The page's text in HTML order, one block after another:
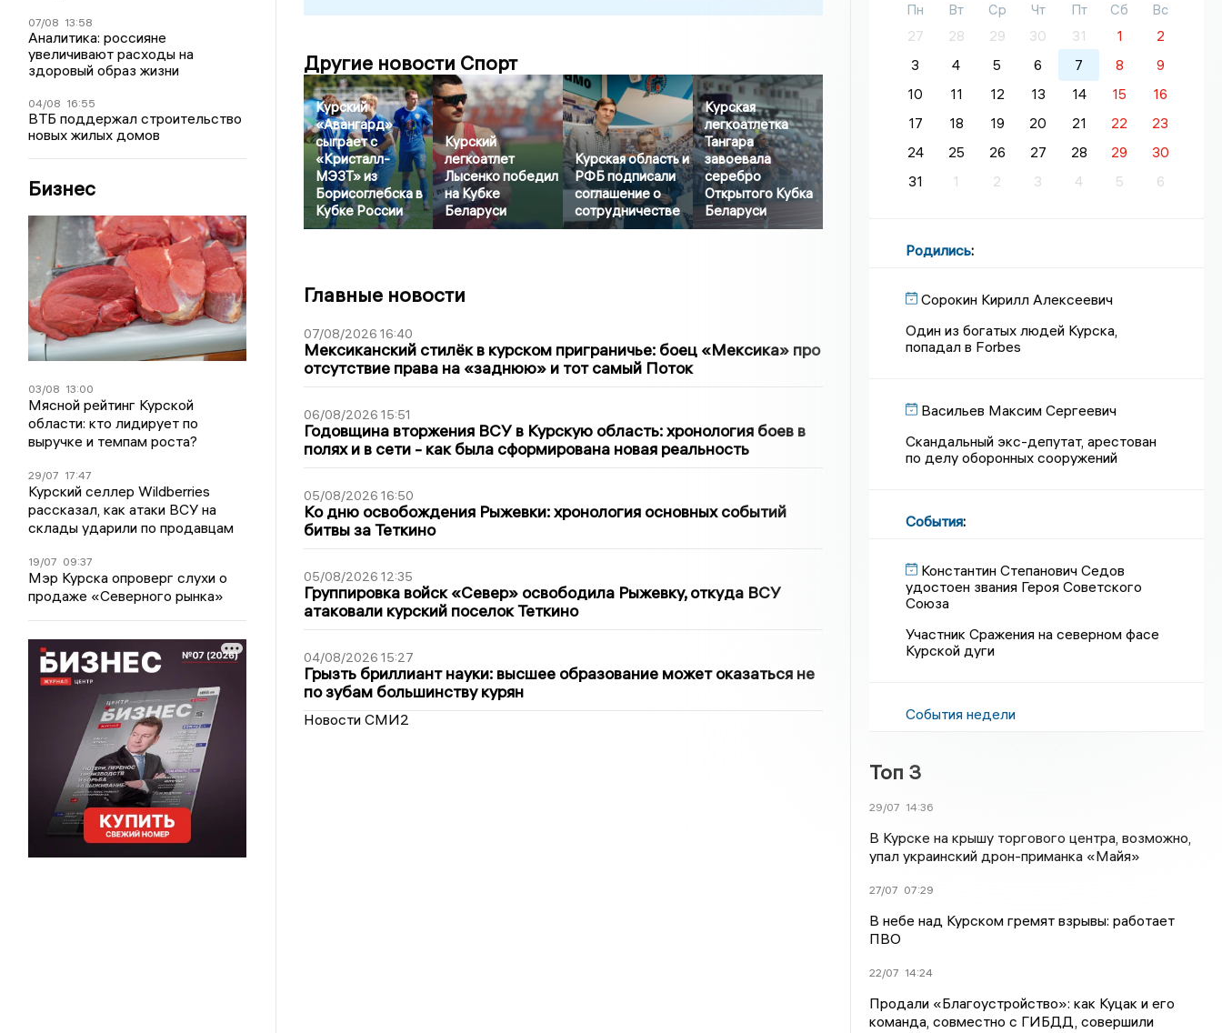
07/08 13:58
Аналитика: россияне
увеличивают расходы на
здоровый образ жизни
04/08 16:55
ВТБ поддержал строительство
новых жилых домов
Бизнес
03/08 13:00
Мясной рейтинг Курской
области: кто лидирует по
выручке и темпам роста?
29/07 17:47
Курский селлер Wildberries
рассказал, как атаки ВСУ на
склады ударили по продавцам
19/07 09:37
Мэр Курска опроверг слухи о
продаже «Северного рынка»
Другие новости Спорт
Курский
«Авангард»
сыграет с
«Кристалл-
МЭЗТ» из
Борисоглебска в
Кубке России
Курский
легкоатлет
Лысенко победил
на Кубке
Беларуси
Курская область и
РФБ подписали
соглашение о
сотрудничестве
Курская
легкоатлетка
Тангара
завоевала
серебро
Открытого Кубка
Беларуси
Главные новости
07/08/2026 16:40
Мексиканский стилёк в курском приграничье: боец «Мексика» про
отсутствие права на «заднюю» и тот самый Поток
06/08/2026 15:51
Годовщина вторжения ВСУ в Курскую область: хронология боев в
полях и в сети - как была сформирована новая реальность
05/08/2026 16:50
Ко дню освобождения Рыжевки: хронология основных событий
битвы за Теткино
05/08/2026 12:35
Группировка войск «Север» освободила Рыжевку, откуда ВСУ
атаковали курский поселок Теткино
04/08/2026 15:27
Грызть бриллиант науки: высшее образование может оказаться не
по зубам большинству курян
Новости СМИ2
Пн Вт Ср Чт Пт Сб
Вс
27
28 29 30 31 1
2
3
4 5 6 7 8
9
10
11 12 13 14 15
16
17
18 19 20 21 22
23
24
25 26 27 28 29
30
31
1 2 3 4 5 6
Родились:
Сорокин Кирилл Алексеевич
Один из богатых людей Курска,
попадал в Forbes
Васильев Максим Сергеевич
Скандальный экс-депутат, арестован
по делу оборонных сооружений
События:
Константин Степанович Седов
удостоен звания Героя Советского
Союза
Участник Сражения на северном фасе
Курской дуги
События недели
Топ 3
29/07 14:36
В Курске на крышу торгового центра, возможно,
упал украинский дрон-приманка «Майя»
27/07 07:29
В небе над Курском гремят взрывы: работает
ПВО
22/07 14:24
Продали «Благоустройство»: как Куцак и его
команда, совместно с ГИБДД, совершили